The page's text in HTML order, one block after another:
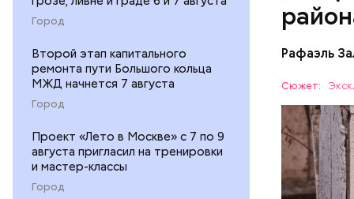
Город
Второй этап капитального
ремонта пути Большого кольца
МЖД начнется 7 августа
Город
Проект «Лето в Москве» с 7 по 9
августа пригласил на тренировки
и мастер-классы
Город
Рафаэль
Сюжет:
—
БЕЛАРУСЬ